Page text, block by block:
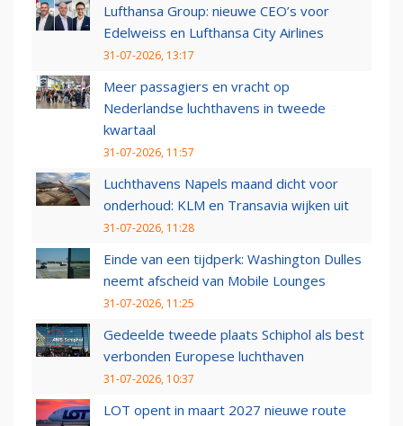
Lufthansa Group: nieuwe CEO’s voor
Edelweiss en Lufthansa City Airlines
31-07-2026, 13:17
Meer passagiers en vracht op
Nederlandse luchthavens in tweede
kwartaal
31-07-2026, 11:57
Luchthavens Napels maand dicht voor
onderhoud: KLM en Transavia wijken uit
31-07-2026, 11:28
Einde van een tijdperk: Washington Dulles
neemt afscheid van Mobile Lounges
31-07-2026, 11:25
Gedeelde tweede plaats Schiphol als best
verbonden Europese luchthaven
31-07-2026, 10:37
LOT opent in maart 2027 nieuwe route